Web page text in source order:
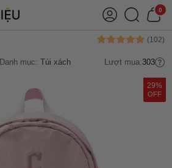
0
Danh mục: Túi xách Lượt mua:303
29%
OFF